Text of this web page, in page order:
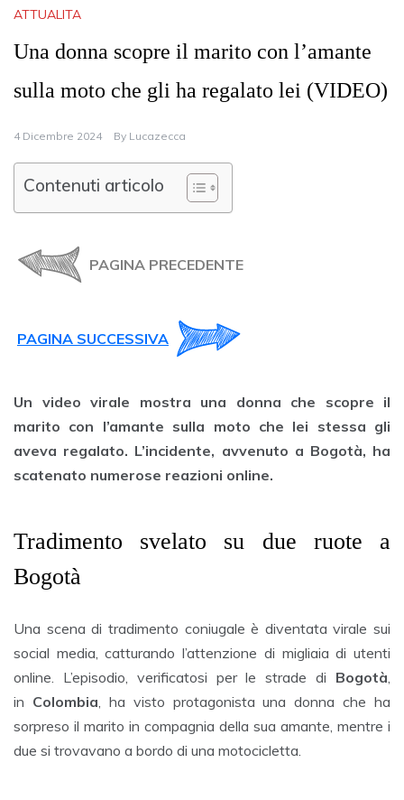
ATTUALITA
Una donna scopre il marito con l’amante
sulla moto che gli ha regalato lei (VIDEO)
4 Dicembre 2024 By Lucazecca
Contenuti articolo
PAGINA PRECEDENTE
PAGINA SUCCESSIVA
Un video virale mostra una donna che scopre il
marito con l’amante sulla moto che lei stessa gli
aveva regalato. L’incidente, avvenuto a Bogotà, ha
scatenato numerose reazioni online.
Tradimento svelato su due ruote a
Bogotà
Una scena di tradimento coniugale è diventata virale sui
social media, catturando l’attenzione di migliaia di utenti
online. L’episodio, verificatosi per le strade di Bogotà
in Colombia , ha visto protagonista una donna che ha
sorpreso il marito in compagnia della sua amante, mentre i
due si trovavano a bordo di una motocicletta